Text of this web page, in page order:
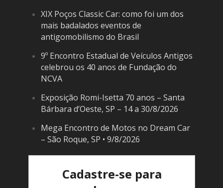
XIX Poços Classic Car: como foi um dos
mais badalados eventos de
antigomobilismo do Brasil
9º Encontro Estadual de Veículos Antigos
celebrou os 40 anos de Fundação do
NCVA
Exposição Romi-Isetta 70 anos – Santa
Bárbara d’Oeste, SP – 14 a 30/8/2026
Mega Encontro de Motos no Dream Car
– São Roque, SP • 9/8/2026